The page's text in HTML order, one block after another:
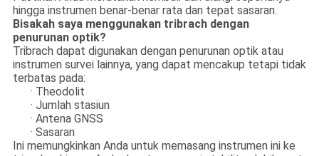
hingga instrumen benar-benar rata dan tepat sasaran.
Bisakah saya menggunakan tribrach dengan
penurunan optik?
Tribrach dapat digunakan dengan penurunan optik atau
instrumen survei lainnya, yang dapat mencakup tetapi tidak
terbatas pada:
· Theodolit
· Jumlah stasiun
· Antena GNSS
· Sasaran
Ini memungkinkan Anda untuk memasang instrumen ini ke